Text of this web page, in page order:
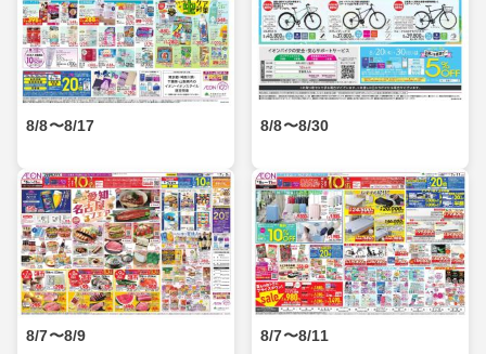
8/8〜8/17 8/8〜8/30
8/7〜8/9 8/7〜8/11